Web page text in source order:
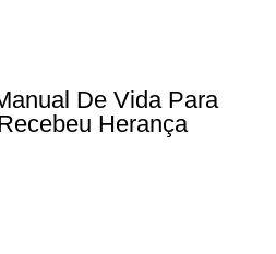
De Vida Para
Herança